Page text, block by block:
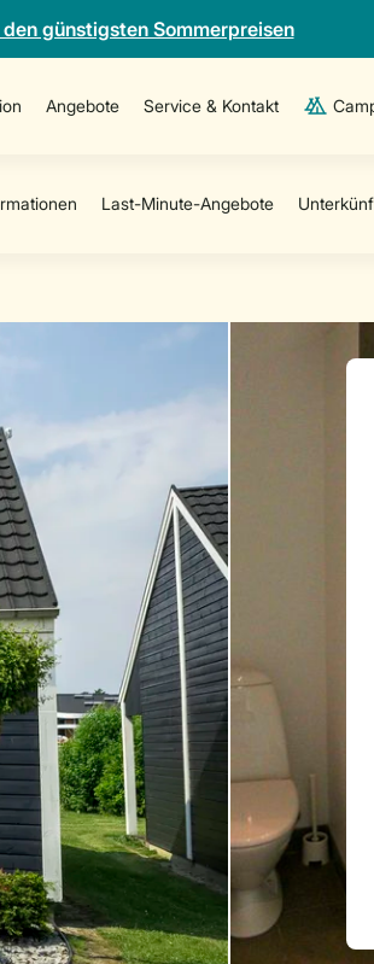
günstigsten Sommerpreisen
Angebote Service & Kontakt